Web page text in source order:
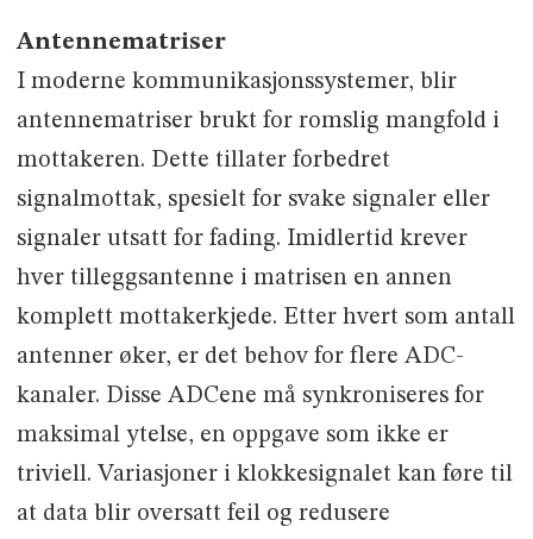
Antennematriser
I moderne kommunikasjonssystemer, blir
antennematriser brukt for romslig mangfold i
mottakeren. Dette tillater forbedret
signalmottak, spesielt for svake signaler eller
signaler utsatt for fading. Imidlertid krever
hver tilleggsantenne i matrisen en annen
komplett mottakerkjede. Etter hvert som antall
antenner øker, er det behov for flere ADC-
kanaler. Disse ADCene må synkroniseres for
maksimal ytelse, en oppgave som ikke er
triviell. Variasjoner i klokkesignalet kan føre til
at data blir oversatt feil og redusere